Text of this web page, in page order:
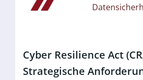
Cyber Resilience Act
Strategische